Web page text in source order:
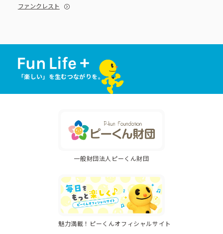
ファンクレスト
「楽しい」を生むつながりを。
一般財団法人ピーくん財団
魅力満載！ピーくんオフィシャルサイト